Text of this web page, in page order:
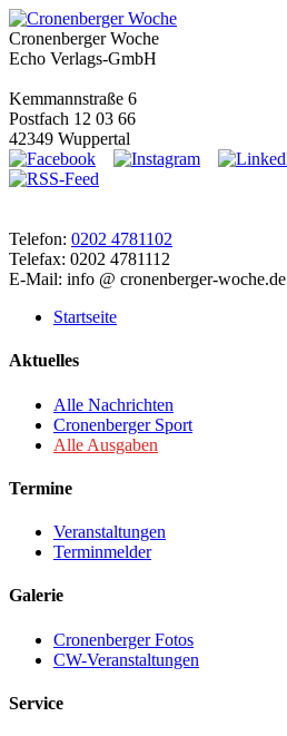
Cronenberger Woche
Echo Verlags-GmbH
Kemmannstraße 6
Postfach 12 03 66
42349 Wuppertal
Telefon: 0202 4781102
Telefax: 0202 4781112
E-Mail: info @ cronenberger-woche.de
Startseite
Aktuelles
Alle Nachrichten
Cronenberger Sport
Alle Ausgaben
Termine
Veranstaltungen
Terminmelder
Galerie
Cronenberger Fotos
CW-Veranstaltungen
Service